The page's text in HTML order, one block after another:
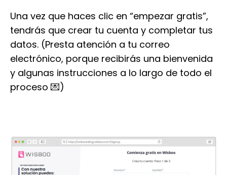
Una vez que haces clic en “empezar gratis”,
tendrás que crear tu cuenta y completar tus
datos. (Presta atención a tu correo
electrónico, porque recibirás una bienvenida
y algunas instrucciones a lo largo de todo el
proceso 💌)